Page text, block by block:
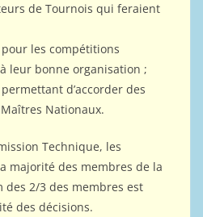
de Tournois qui feraient
les compétitions
leur bonne organisation ;
d’accorder des
Nationaux.
Technique, les
majorité des membres de la
2/3 des membres est
des décisions.